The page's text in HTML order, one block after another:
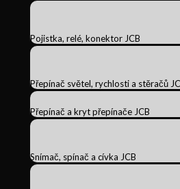
Pojistka, relé, konektor JCB
Přepínač světel, rychlosti a stěračů
Přepínač a kryt přepínače JCB
Snímač, spínač a cívka JCB